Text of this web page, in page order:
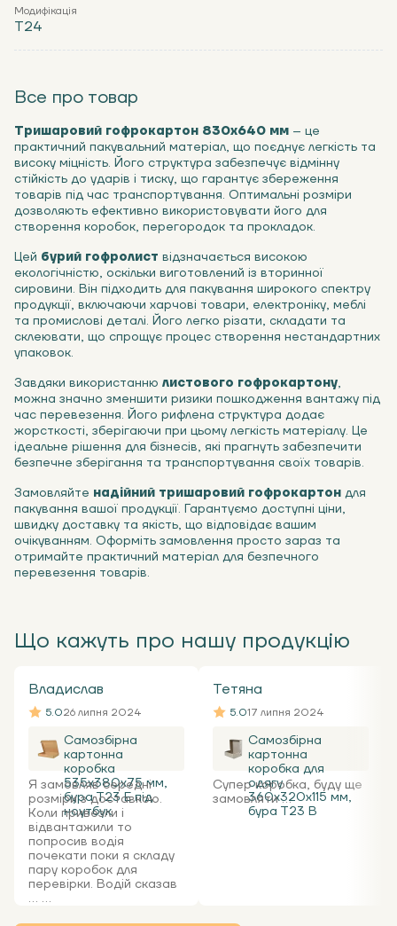
Модифікація
Т24
Все про товар
Тришаровий гофрокартон 830х640 мм – це
практичний пакувальний матеріал, що поєднує легкість та
високу міцність. Його структура забезпечує відмінну
стійкість до ударів і тиску, що гарантує збереження
товарів під час транспортування. Оптимальні розміри
дозволяють ефективно використовувати його для
створення коробок, перегородок та прокладок.
Цей бурий гофролист відзначається високою
екологічністю, оскільки виготовлений із вторинної
сировини. Він підходить для пакування широкого спектру
продукції, включаючи харчові товари, електроніку, меблі
та промислові деталі. Його легко різати, складати та
склеювати, що спрощує процес створення нестандартних
упаковок.
Завдяки використанню листового гофрокартону,
можна значно зменшити ризики пошкодження вантажу під
час перевезення. Його рифлена структура додає
жорсткості, зберігаючи при цьому легкість матеріалу. Це
ідеальне рішення для бізнесів, які прагнуть забезпечити
безпечне зберігання та транспортування своїх товарів.
Замовляйте надійний тришаровий гофрокартон для
пакування вашої продукції. Гарантуємо доступні ціни,
швидку доставку та якість, що відповідає вашим
очікуванням. Оформіть замовлення просто зараз та
отримайте практичний матеріал для безпечного
перевезення товарів.
Що кажуть про нашу продукцію
Владислав
5.026 липня 2024
Самозбірна
картонна
коробка
535x380x75 мм,
бура Т23 Е під
ноутбук
Я замовляв середні
розміри з доставкою.
Коли привезли і
відвантажили то
попросив водія
почекати поки я складу
пару коробок для
перевірки. Водій сказав
... ...
Тетяна
5.017 липня 2024
Самозбірна
картонна
коробка для
одягу
360х320х115 мм,
бура Т23 В
Супер коробка, буду ще
замовляти ...